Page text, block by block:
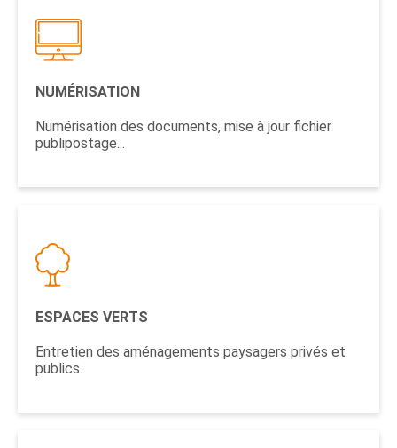
NUMÉRISATION
Numérisation des documents, mise à jour fichier
publipostage...
ESPACES VERTS
Entretien des aménagements paysagers privés et
publics.